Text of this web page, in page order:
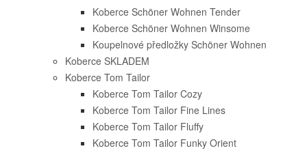
Koberce Schöner Wohnen Tender
Koberce Schöner Wohnen Winsome
Koupelnové předložky Schöner Wohnen
Koberce SKLADEM
Koberce Tom Tailor
Koberce Tom Tailor Cozy
Koberce Tom Tailor Fine Lines
Koberce Tom Tailor Fluffy
Koberce Tom Tailor Funky Orient